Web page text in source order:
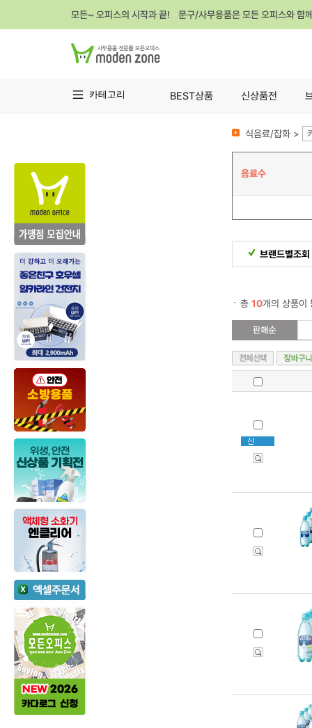
모든~ 오피스의 시작과 끝! 문구/사무용품은 모든 오피스와 함
카테고리 BEST상품 신상품전
식음료/잡화 >
음료수
브랜드별조회
총 10개의 상품이